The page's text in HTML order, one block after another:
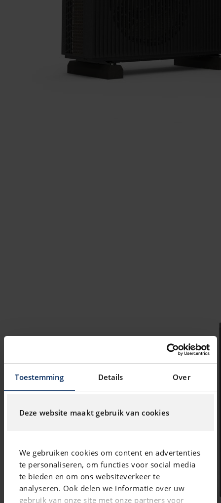
Toestemming Details Over
Deze website maakt gebruik van cookies
We gebruiken cookies om content en advertenties
te personaliseren, om functies voor social media
te bieden en om ons websiteverkeer te
analyseren. Ook delen we informatie over uw
gebruik van onze site met onze partners voor